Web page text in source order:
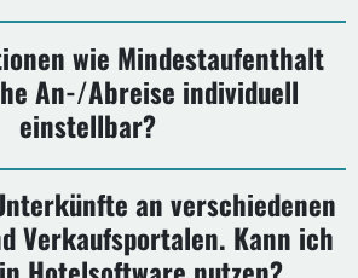
wie Mindestaufenthalt
An-/Abreise individuell
einstellbar?
an verschiedenen
Verkaufsportalen. Kann ich